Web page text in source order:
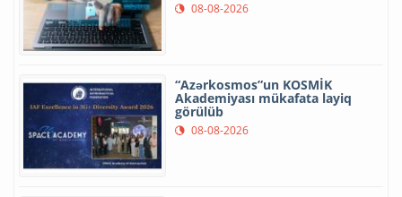
08-08-2026
“Azərkosmos”un KOSMİK
Akademiyası mükafata layiq
görülüb
08-08-2026